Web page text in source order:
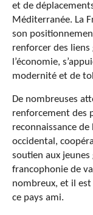
et de
Méditerranée. La
son
renforcer des
l’économie,
modernité et de
De nombreuses
renforcement des
reconnaissance
occidental,
soutien aux
francophonie de
nombreux, et il
ce pays ami.